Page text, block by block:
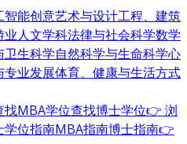
智能创意艺术与设计工程、建筑
业人文学科法律与社会科学数学
卫生科学自然科学与生命科学心
专业发展体育、健康与生活方式
找MBA学位查找博士学位👉 浏
学位指南MBA指南博士指南👉